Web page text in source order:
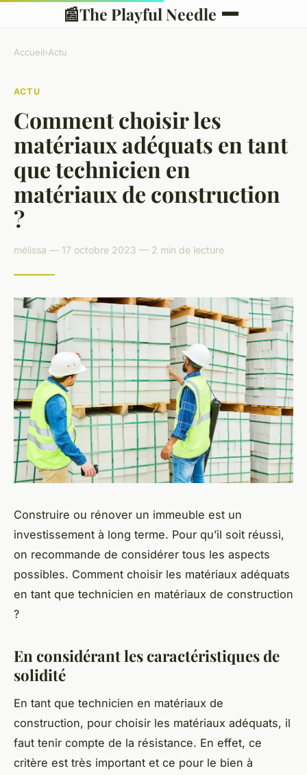
📰The Playful Needle
Accueil›Actu
ACTU
Comment choisir les
matériaux adéquats en tant
que technicien en
matériaux de construction
?
mélissa — 17 octobre 2023 — 2 min de lecture
Construire ou rénover un immeuble est un
investissement à long terme. Pour qu’il soit réussi,
on recommande de considérer tous les aspects
possibles. Comment choisir les matériaux adéquats
en tant que technicien en matériaux de construction
?
En considérant les caractéristiques de
solidité
En tant que technicien en matériaux de
construction, pour choisir les matériaux adéquats, il
faut tenir compte de la résistance. En effet, ce
critère est très important et ce pour le bien à